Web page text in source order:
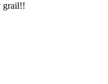
grail!!